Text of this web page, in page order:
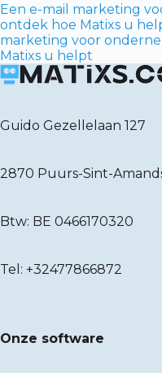
Een e-mail marketing
ontdek hoe Matixs u
marketing voor
Matixs u helpt
Guido Gezellelaan 127
2870 Puurs-Sint-
Btw: BE 0466170320
Tel: +32477866872
Onze software